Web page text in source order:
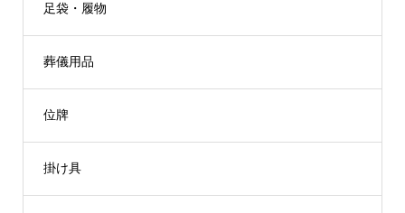
足袋・履物
葬儀用品
位牌
掛け具